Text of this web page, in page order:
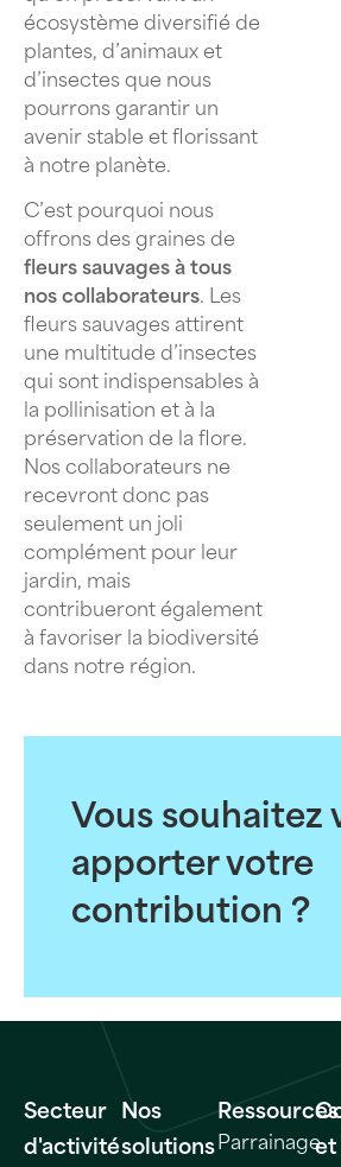
écosystème diversifié de
plantes, d’animaux et
d’insectes que nous
pourrons garantir un
avenir stable et florissant
à notre planète.
C’est pourquoi nous
offrons des graines de
fleurs sauvages à tous
nos collaborateurs. Les
fleurs sauvages attirent
une multitude d’insectes
qui sont indispensables à
la pollinisation et à la
préservation de la flore.
Nos collaborateurs ne
recevront donc pas
seulement un joli
complément pour leur
jardin, mais
contribueront également
à favoriser la biodiversité
dans notre région.
Vous souhaitez
apporter votre
contribution ?
Secteur
d'activité
Nos
solutions
Ressources
Parrainageet